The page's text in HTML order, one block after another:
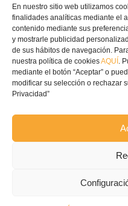
En nuestro sitio web utilizamos
finalidades analíticas mediante el
contenido mediante sus
y mostrarle publicidad
de sus hábitos de navegación.
nuestra política de cookiesAQUÍ .
mediante el botón “Aceptar” o
modificar su selección o rechazar
Privacidad”
